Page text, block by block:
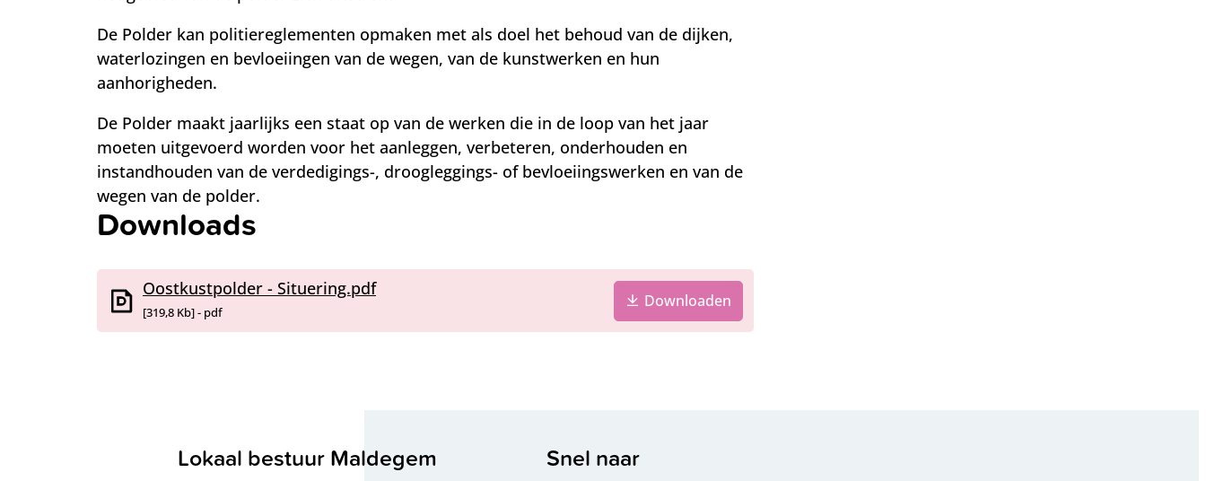
De Polder kan politiereglementen opmaken met als doel het behoud van de dijken,
waterlozingen en bevloeiingen van de wegen, van de kunstwerken en hun
aanhorigheden.
De Polder maakt jaarlijks een staat op van de werken die in de loop van het jaar
moeten uitgevoerd worden voor het aanleggen, verbeteren, onderhouden en
instandhouden van de verdedigings-, droogleggings- of bevloeiingswerken en van de
wegen van de polder.
Downloads
Oostkustpolder - Situering.pdf
319,8 Kb pdf
Downloaden
Contact & openingsuren
Lokaal bestuur Maldegem Snel naar